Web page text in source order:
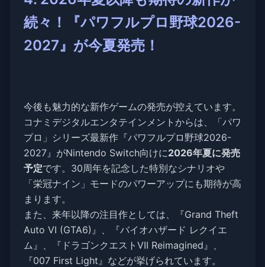
続々！『パワフルプロ野球2026-
2027』が今夏発売！
今後も魅力的な新作ゲームの発売が控えています。
コナミデジタルエンタテインメントからは、「パワ
プロ」シリーズ最新作『パワフルプロ野球2026-
2027』がNintendo Switch向けに2026年夏に発売
予定です。30周年を記念した特別なシナリオや
「栄冠ナイン」モードのパワーアップにも期待が高
まります。
また、来年以降の注目作としては、『Grand Theft
Auto VI (GTA6)』、『バイオハザード レクイエ
ム』、『ドラゴンクエストVII Reimagined』、
『007 First Light』などが挙げられています。